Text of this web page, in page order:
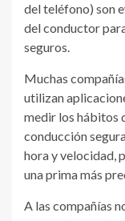
del teléfono) son
del conductor
seguros.
Muchas
utilizan
medir los hábitos
conducción
hora y velocidad,
una prima más
A las compañías